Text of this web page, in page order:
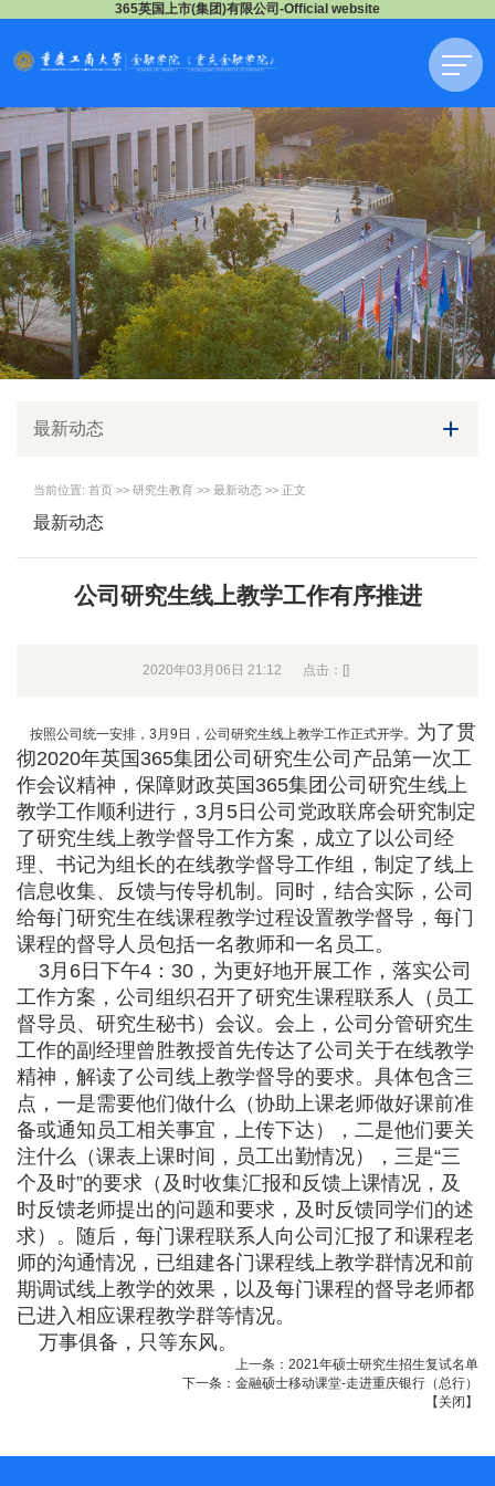
365英国上市(集团)有限公司-Official website
最新动态
当前位置: 首页 >> 研究生教育 >> 最新动态 >> 正文
最新动态
公司研究生线上教学工作有序推进
2020年03月06日 21:12 点击：[]
按照公司统一安排，3月9日，公司研究生线上教学工作正式开学。 为了贯
彻2020年英国365集团公司研究生公司产品第一次工
作会议精神，保障财政英国365集团公司研究生线上
教学工作顺利进行，3月5日公司党政联席会研究制定
了研究生线上教学督导工作方案，成立了以公司经
理、书记为组长的在线教学督导工作组，制定了线上
信息收集、反馈与传导机制。同时，结合实际，公司
给每门研究生在线课程教学过程设置教学督导，每门
课程的督导人员包括一名教师和一名员工。
3月6日下午4：30，为更好地开展工作，落实公司
工作方案，公司组织召开了研究生课程联系人（员工
督导员、研究生秘书）会议。会上，公司分管研究生
工作的副经理曾胜教授首先传达了公司关于在线教学
精神，解读了公司线上教学督导的要求。具体包含三
点，一是需要他们做什么（协助上课老师做好课前准
备或通知员工相关事宜，上传下达），二是他们要关
注什么（课表上课时间，员工出勤情况），三是“三
个及时”的要求（及时收集汇报和反馈上课情况，及
时反馈老师提出的问题和要求，及时反馈同学们的述
求）。随后，每门课程联系人向公司汇报了和课程老
师的沟通情况，已组建各门课程线上教学群情况和前
期调试线上教学的效果，以及每门课程的督导老师都
已进入相应课程教学群等情况。
万事俱备，只等东风。
上一条： 2021年硕士研究生招生复试名单
下一条： 金融硕士移动课堂-走进重庆银行（总行）
【 关闭 】